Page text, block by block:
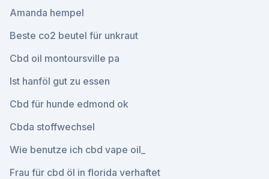
Amanda hempel
Beste co2 beutel für unkraut
Cbd oil montoursville pa
Ist hanföl gut zu essen
Cbd für hunde edmond ok
Cbda stoffwechsel
Wie benutze ich cbd vape oil_
Frau für cbd öl in florida verhaftet